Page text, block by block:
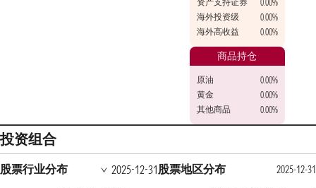
0.00%
海外投资级
0.00%
海外高收益
0.00%
商品持仓
原油
0.00%
黄金
0.00%
其他商品
0.00%
投资组合
股票行业分布 2025-12-31股票地区分布
2025-12-31